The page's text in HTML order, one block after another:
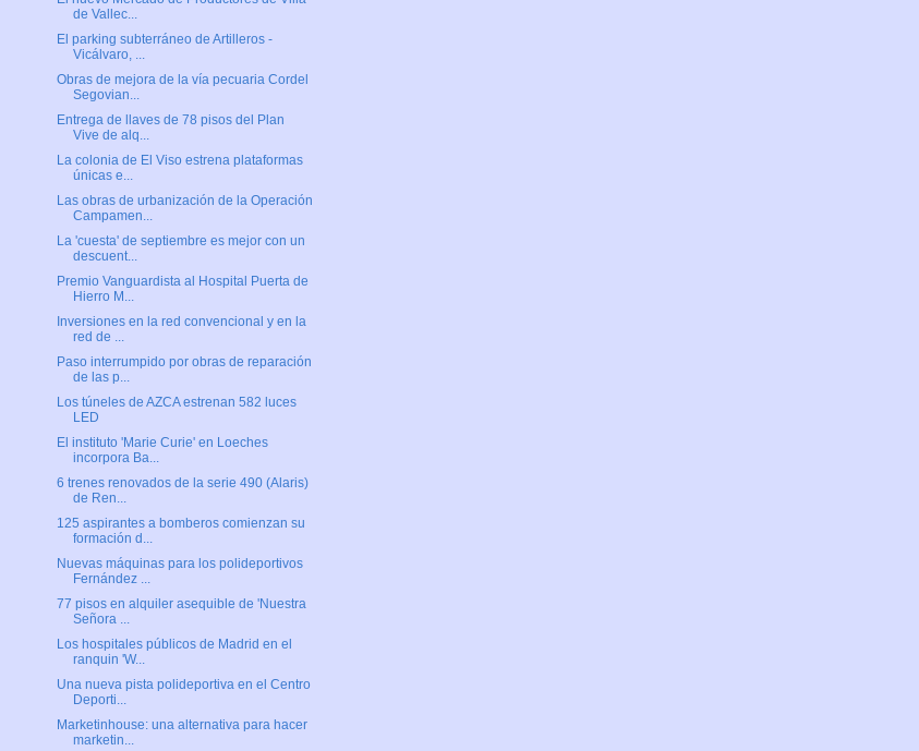
de Vallec...
El parking subterráneo de Artilleros -
Vicálvaro, ...
Obras de mejora de la vía pecuaria Cordel
Segovian...
Entrega de llaves de 78 pisos del Plan
Vive de alq...
La colonia de El Viso estrena plataformas
únicas e...
Las obras de urbanización de la Operación
Campamen...
La 'cuesta' de septiembre es mejor con un
descuent...
Premio Vanguardista al Hospital Puerta de
Hierro M...
Inversiones en la red convencional y en la
red de ...
Paso interrumpido por obras de reparación
de las p...
Los túneles de AZCA estrenan 582 luces
LED
El instituto 'Marie Curie' en Loeches
incorpora Ba...
6 trenes renovados de la serie 490 (Alaris)
de Ren...
125 aspirantes a bomberos comienzan su
formación d...
Nuevas máquinas para los polideportivos
Fernández ...
77 pisos en alquiler asequible de 'Nuestra
Señora ...
Los hospitales públicos de Madrid en el
ranquin 'W...
Una nueva pista polideportiva en el Centro
Deporti...
Marketinhouse: una alternativa para hacer
marketin...